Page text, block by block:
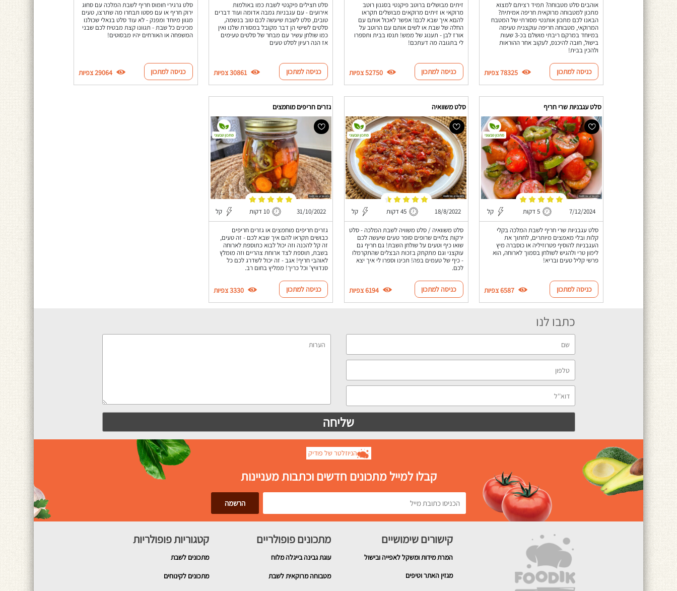
אוהבים סלט מטבוחה? תמיד רציתם למצוא
מתכון למטבוחה מרוקאית חריפה אמיתית?
הבאנו לכם מתכון אותנטי מסורתי של המטבח
המרוקאי, מטבוחה חריפה עוקצנית טעימה
במיוחד במרקם ריבתי מושלם בכ-3 שעות
בישול, חובה להיכנס, לעקוב אחר ההוראות
ולהכין בבית!
כניסה למתכון 78325 צפיות
זיתים מבושלים ברוטב פיקנטי בסגנון רוטב
מרוקאי או זיתים מרוקאים מבושלים תקראו
להםא איך שבא לכם! אפשר לאכול אותם עם
החלה של שבת או לשים אותם עם הרוטב על
אורז לבן - תענוג של ממש! תנסו בבית ותספרו
לי בתגובה מה דעתכם!
כניסה למתכון 52750 צפיות
סלט חצילים פיקנטי לשבת כמו באולמות
אירועים - עם עגבניות גמבה אדומה ועוד דברים
טובים, סלט לשבת שיעשה לכם טוב בנשמה,
סלטים לשישי הן דבר מקובל במסורת שלנו ואין
כמו שולחן עשיר עם מבחר של סלטים טעימים
אז הנה רעיון לסלט טעים
כניסה למתכון 30861 צפיות
סלט גרגירי חומוס חריף לשבת המלכה עם סחוג
ירוק חריף או עם פסטו תבחרו מה שתרצו, טעים
מגוון מיוחד ומפנק - לא עוד סלט בנאלי שכולנו
מכינים כל שבת - תגוונו קצת מבטיח לכם שבני
המשפחה או האורחים יהיו מבסוטים!
כניסה למתכון 29064 צפיות
סלט עגבניות שרי חריף
7/12/2024 5 דקות קל
סלט עגבניות שרי חריף לשבת המלכה בקלי
קלות ובלי מאמצים מיותרים, לחתוך את
העגבניות להוסיף פטרוזיליה או כוסברה מיץ
לימון טרי ולהגיש לשולחן בסמוך לארוחה, הוא
פרשי קליל טעים ובריא!
מתכון טבעוני
כניסה למתכון 6587 צפיות
סלט משוואיה
18/8/2022 45 דקות קל
סלט משוואיה / סלט משוויה לשבת המלכה - סלט
ירקות צלויים שרופים סופר טעים שיעשה לכם
שואו כיף וטעים על שולחן השבת! גם חריף גם
עוקצני וגם מתקתק בזכות הבצלים שהתקרמלו
- כיף של טעמים בפה! תכינו וספרו לי איך יצא
לכם.
מתכון טבעוני
כניסה למתכון 6194 צפיות
גזרים חריפים מוחמצים
31/10/2022 10 דקות קל
גזרים חריפים מוחמצים או גזרים חריפים
כבושים תקראו להם איך שבא לכם - זה טעים,
זה קל להכנה וזה יכול לבוא כתוספת לארוחה
בשבת, תוספת לצד ארוחת צהריים וזה מומלץ
לאוהבי חריף! אגב - זה יכול לשדרג לכם כל
סנדוויץ' וכל כריך! ממליץ בחום רב.
מתכון טבעוני
כניסה למתכון 3330 צפיות
כתבו לנו
הניוזלטר של פודיק
קבלו למייל מתכונים חדשים וכתבות מעניינות
קישורים שימושיים
המרת מידות ומשקל לאפייה ובישול
מגזין האתר וטיפים
מתכונים פופולריים
עוגת גבינה בייגלה מלוח
מטבוחה מרוקאית לשבת
קטגוריות פופולריות
מתכונים לשבת
מתכונים לקינוחים